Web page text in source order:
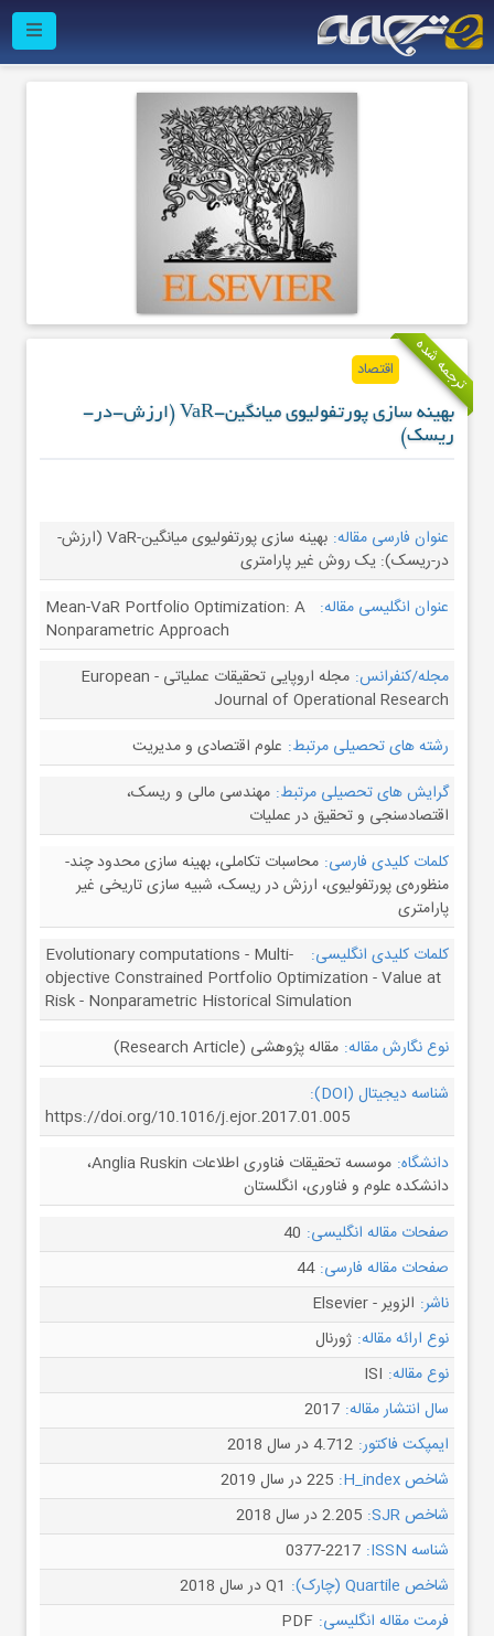
ترجمه شده اقتصاد
بهینه سازی پورتفولیوی میانگین-VaR (ارزش-در-
ریسک)
عنوان فارسی مقاله:
بهینه سازی پورتفولیوی میانگین-VaR (ارزش-
در-ریسک): یک روش غیر پارامتری
عنوان انگلیسی مقاله: Mean-VaR Portfolio Optimization: A
Nonparametric Approach
مجله/کنفرانس:
مجله اروپایی تحقیقات عملیاتی - European
Journal of Operational Research
رشته های تحصیلی مرتبط: علوم اقتصادی و مدیریت
گرایش های تحصیلی مرتبط: مهندسی مالی و ریسک،
اقتصادسنجی و تحقیق در عملیات
کلمات کلیدی فارسی: محاسبات تکاملی، بهینه سازی محدود چند-
منظوره‌ی پورتفولیوی، ارزش در ریسک، شبیه سازی تاریخی غیر
پارامتری
کلمات کلیدی انگلیسی:
Evolutionary computations - Multi-
objective Constrained Portfolio Optimization - Value at
Risk - Nonparametric Historical Simulation
نوع نگارش مقاله: مقاله پژوهشی (Research Article)
شناسه دیجیتال (DOI):
https://doi.org/10.1016/j.ejor.2017.01.005
دانشگاه:
موسسه تحقیقات فناوری اطلاعات Anglia Ruskin،
دانشکده علوم و فناوری، انگلستان
صفحات مقاله انگلیسی: 40
صفحات مقاله فارسی: 44
ناشر: الزویر - Elsevier
نوع ارائه مقاله: ژورنال
نوع مقاله: ISI
سال انتشار مقاله: 2017
ایمپکت فاکتور: 4.712 در سال 2018
شاخص H_index:
225 در سال 2019
شاخص SJR:
2.205 در سال 2018
شناسه ISSN:
0377-2217
شاخص Quartile (چارک):
Q1 در سال 2018
فرمت مقاله انگلیسی: PDF